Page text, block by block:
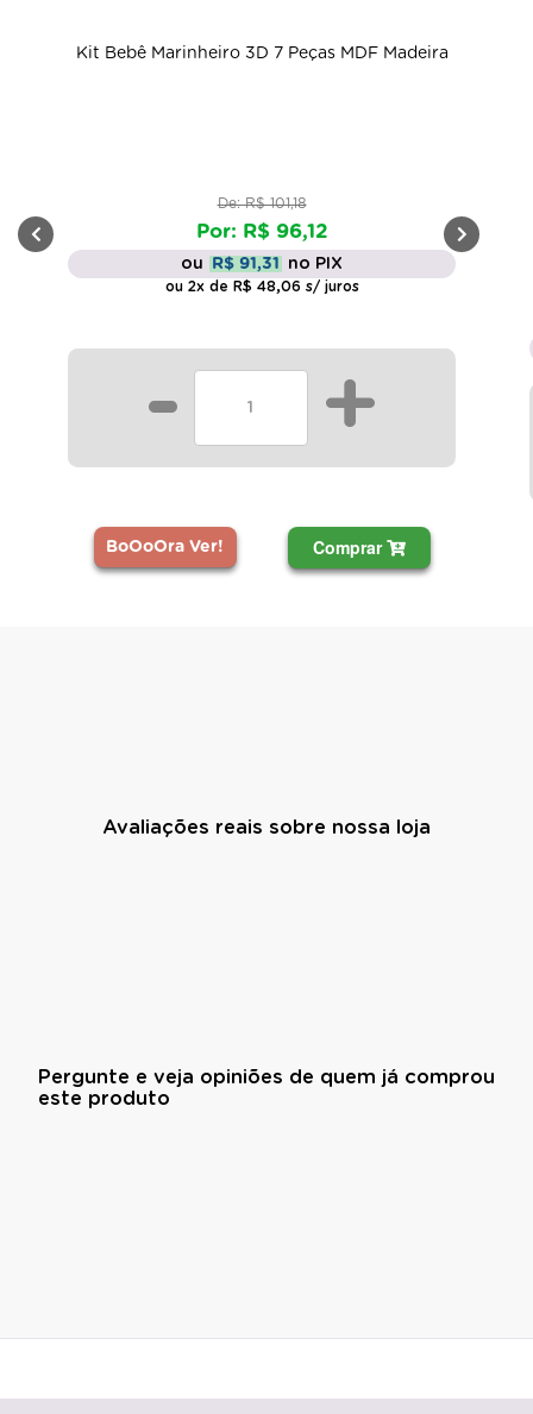
Kit Bebê Marinheiro 3D 7 Peças MDF Madeira
De: R$ 101,18
Por: R$ 96,12
ou R$ 91,31 no PIX
ou 2x de R$ 48,06 s/ juros
- +
BoOoOra Ver! Comprar
Avaliações reais sobre nossa loja
Pergunte e veja opiniões de quem já comprou
este produto